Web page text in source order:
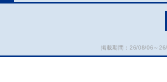
掲載期間：26/08/06～